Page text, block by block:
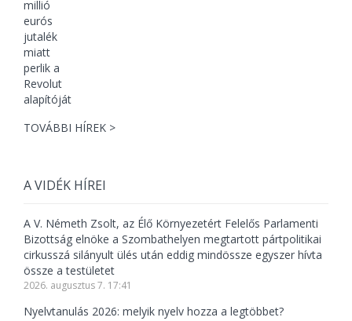
TOVÁBBI HÍREK >
A VIDÉK HÍREI
A V. Németh Zsolt, az Élő Környezetért Felelős Parlamenti
Bizottság elnöke a Szombathelyen megtartott pártpolitikai
cirkusszá silányult ülés után eddig mindössze egyszer hívta
össze a testületet
2026. augusztus 7. 17:41
Nyelvtanulás 2026: melyik nyelv hozza a legtöbbet?